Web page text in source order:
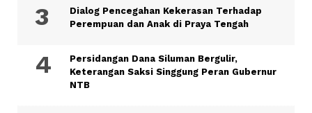
Dialog Pencegahan Kekerasan Terhadap
Perempuan dan Anak di Praya Tengah
Persidangan Dana Siluman Bergulir,
Keterangan Saksi Singgung Peran Gubernur
NTB